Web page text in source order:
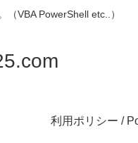
VBA PowerShell etc..）
利用ポリシー /